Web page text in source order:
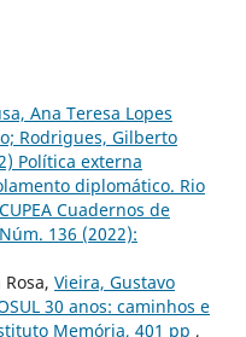
Ana Teresa Lopes
Rodrigues, Gilberto
Política externa
diplomático. Rio
CUPEA Cuadernos de
136 (2022):
Vieira, Gustavo
30 anos: caminhos e
Memória, 401 pp ,